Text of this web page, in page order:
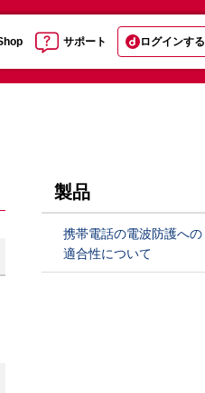
サポート ログインする
製品
携帯電話の電波防護への
適合性について